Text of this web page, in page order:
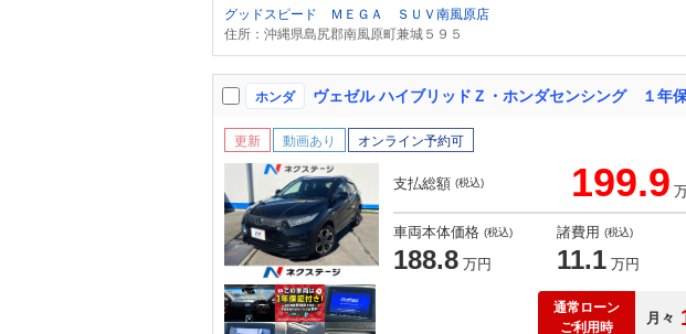
グッドスピード ＭＥＧＡ ＳＵＶ南風原店
住所：沖縄県島尻郡南風原町兼城５９５
ホンダ
更新 動画あり オンライン予約可
支払総額 (税込) 199.9
車両本体価格 (税込)
188.8 万円
諸費用 (税込)
11.1 万円
通常ローン
ご利用時
月々